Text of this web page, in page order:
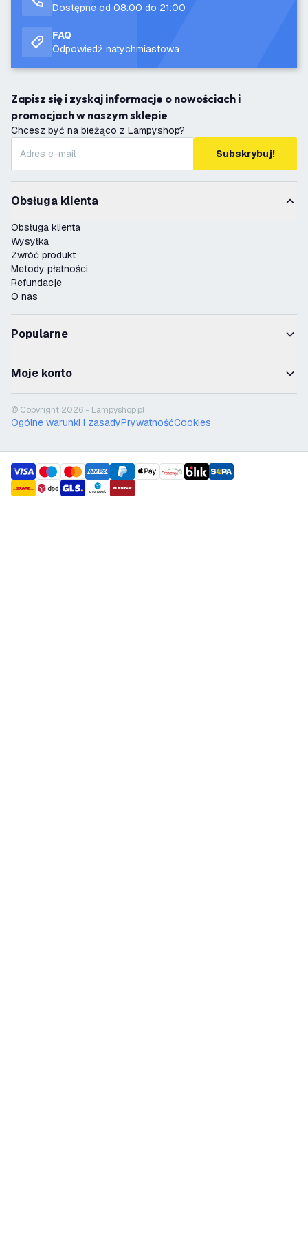
Dostępne od 08:00 do 21:00
FAQ
Odpowiedź natychmiastowa
Zapisz się i zyskaj informacje o nowościach i
promocjach w naszym sklepie
Chcesz być na bieżąco z Lampyshop?
Subskrybuj!
Obsługa klienta
Obsługa klienta
Wysyłka
Zwróć produkt
Metody płatności
Refundacje
O nas
Popularne
Moje konto
© Copyright 2026 - Lampyshop.pl
Ogólne warunki i zasadyPrywatnośćCookies
payment methods
shipment methods